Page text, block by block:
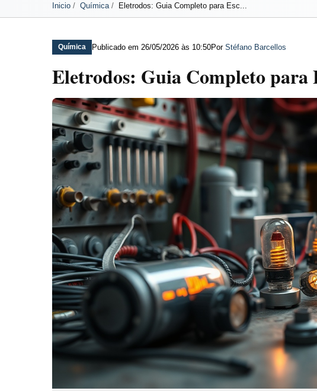
Inicio Química Eletrodos: Guia Completo para Esc...
Química Publicado em 26/05/2026 às 10:50Por Stéfano Barcellos
Eletrodos: Guia Completo para